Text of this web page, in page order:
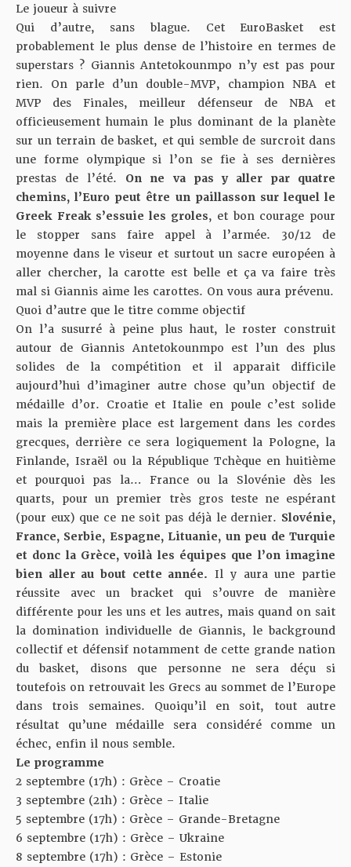
Le joueur à suivre
Qui d’autre, sans blague. Cet EuroBasket est
probablement le plus dense de l’histoire en termes de
superstars ? Giannis Antetokounmpo n’y est pas pour
rien. On parle d’un double-MVP, champion NBA et
MVP des Finales, meilleur défenseur de NBA et
officieusement humain le plus dominant de la planète
sur un terrain de basket, et qui semble de surcroit dans
une forme olympique si l’on se fie à ses dernières
prestas de l’été. On ne va pas y aller par quatre
chemins, l’Euro peut être un paillasson sur lequel le
Greek Freak s’essuie les groles, et bon courage pour
le stopper sans faire appel à l’armée. 30/12 de
moyenne dans le viseur et surtout un sacre européen à
aller chercher, la carotte est belle et ça va faire très
mal si Giannis aime les carottes. On vous aura prévenu.
Quoi d’autre que le titre comme objectif
On l’a susurré à peine plus haut, le roster construit
autour de Giannis Antetokounmpo est l’un des plus
solides de la compétition et il apparait difficile
aujourd’hui d’imaginer autre chose qu’un objectif de
médaille d’or. Croatie et Italie en poule c’est solide
mais la première place est largement dans les cordes
grecques, derrière ce sera logiquement la Pologne, la
Finlande, Israël ou la République Tchèque en huitième
et pourquoi pas la… France ou la Slovénie dès les
quarts, pour un premier très gros teste ne espérant
(pour eux) que ce ne soit pas déjà le dernier. Slovénie,
France, Serbie, Espagne, Lituanie, un peu de Turquie
et donc la Grèce, voilà les équipes que l’on imagine
bien aller au bout cette année. Il y aura une partie
réussite avec un bracket qui s’ouvre de manière
différente pour les uns et les autres, mais quand on sait
la domination individuelle de Giannis, le background
collectif et défensif notamment de cette grande nation
du basket, disons que personne ne sera déçu si
toutefois on retrouvait les Grecs au sommet de l’Europe
dans trois semaines. Quoiqu’il en soit, tout autre
résultat qu’une médaille sera considéré comme un
échec, enfin il nous semble.
Le programme
2 septembre (17h) : Grèce – Croatie
3 septembre (21h) : Grèce – Italie
5 septembre (17h) : Grèce – Grande-Bretagne
6 septembre (17h) : Grèce – Ukraine
8 septembre (17h) : Grèce – Estonie